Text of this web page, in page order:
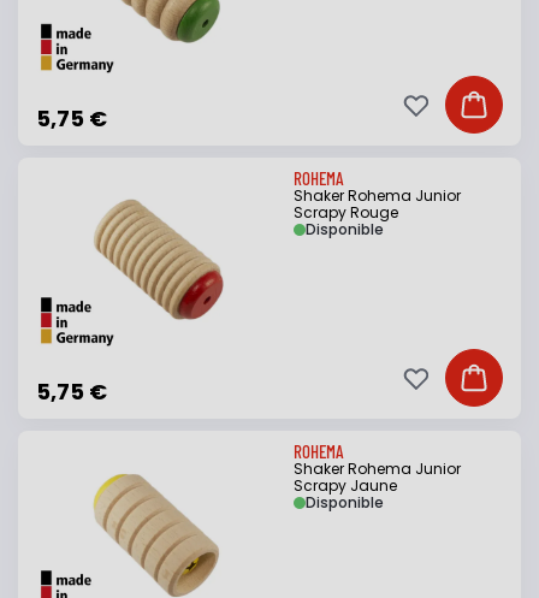
5,75 € Ajouter
Ajouter à ma
ROHEMA
Shaker Rohema Junior
Scrapy Rouge
5,75 €
Disponible
Ajouter
Ajouter à ma
ROHEMA
Shaker Rohema Junior
Scrapy Jaune
Disponible